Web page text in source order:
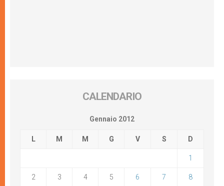
CALENDARIO
Gennaio 2012
L M M G V S D
1
2 3 4 5 6 7 8